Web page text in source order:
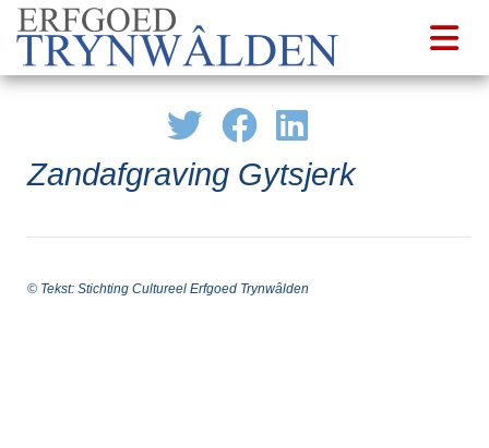
Zandafgraving Gytsjerk
© Tekst: Stichting Cultureel Erfgoed Trynwâlden